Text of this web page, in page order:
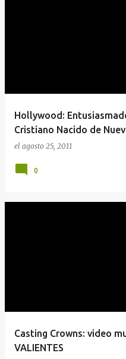
Hollywood:
Cristiano Nacido de
el agosto 25, 2011
0
Casting Crowns: video
VALIENTES